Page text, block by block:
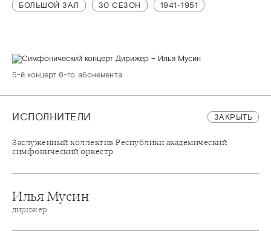
БОЛЬШОЙ ЗАЛ 30 СЕЗОН 1941-1951
5-й концерт 6-го абонемента
ИСПОЛНИТЕЛИ ЗАКРЫТЬ
Заслуженный коллектив Республики академический
симфонический оркестр
Илья Мусин
дирижер